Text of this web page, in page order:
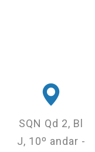
SQN Qd 2, Bl
J, 10º andar -